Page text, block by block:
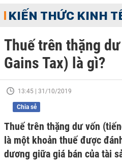
KIẾN THỨC KINH
Thuế trên thặng
Gains Tax) là gì?
13:45 | 31/10/2019
Chia sẻ
Thuế trên thặng dư vốn
là một khoản thuế được
dương giữa giá bán của tài